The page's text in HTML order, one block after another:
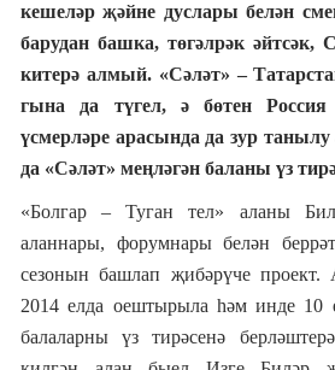
кешеләр җәйне дуслары белән
барудан башка, төгәлрәк әйтсәк,
китерә алмый. «Сәләт» –
гына да түгел, ә бөтен
үсмерләре арасында да зур
да «Сәләт» меңләгән баланы үз
«Болгар–Туган тел» аланы
аланнары, форумнары белән
сезонын башлап җибәрүче проект.
2014 елда оештырыла һәм инде 10
балаларны үз тирәсенә